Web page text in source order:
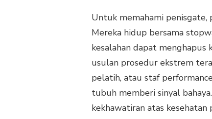
Untuk memahami
Mereka hidup bersama
kesalahan dapat
usulan prosedur ekstrem
pelatih, atau staf
tubuh memberi sinyal
kekhawatiran atas kesehatan